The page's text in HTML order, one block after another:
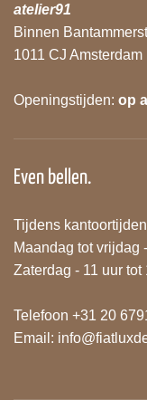
atelier91
Binnen
1011 CJ Amsterdam
Openingstijden: op
Even bellen.
Tijdens
Maandag tot vrijdag
Zaterdag - 11 uur tot
Telefoon +31 20
Email: